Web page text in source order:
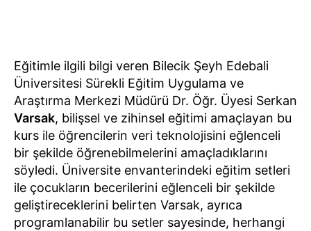
Eğitimle ilgili bilgi veren Bilecik Şeyh Edebali
Üniversitesi Sürekli Eğitim Uygulama ve
Araştırma Merkezi Müdürü Dr. Öğr. Üyesi Serkan
Varsak, bilişsel ve zihinsel eğitimi amaçlayan bu
kurs ile öğrencilerin veri teknolojisini eğlenceli
bir şekilde öğrenebilmelerini amaçladıklarını
söyledi. Üniversite envanterindeki eğitim setleri
ile çocukların becerilerini eğlenceli bir şekilde
geliştireceklerini belirten Varsak, ayrıca
programlanabilir bu setler sayesinde, herhangi